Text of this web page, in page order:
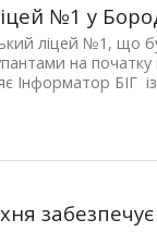
№1 у
ліцей №1, що
на
Інформатор БІГ